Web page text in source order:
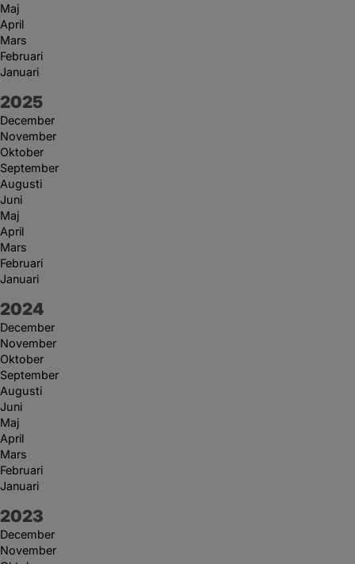
Maj
April
Mars
Februari
Januari
År:
2025
December
November
Oktober
September
Augusti
Juni
Maj
April
Mars
Februari
Januari
År:
2024
December
November
Oktober
September
Augusti
Juni
Maj
April
Mars
Februari
Januari
År:
2023
December
November